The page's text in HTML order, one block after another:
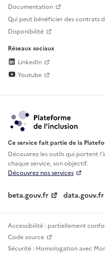
Documentation
Qui peut bénéficier des contrats
Disponibilité
Réseaux sociaux
LinkedIn
Youtube
Ce service fait partie de la
Découvrez les outils qui portent
chaque service, son objectif.
Découvrez nos services
beta.gouv.fr data.gouv.fr
Accessibilité : partiellement
Code source
Sécurité : Homologation avec